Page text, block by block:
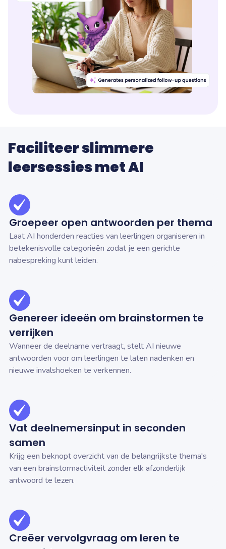
Faciliteer slimmere
leersessies met AI
Groepeer open antwoorden per thema
Laat AI honderden reacties van leerlingen organiseren in
betekenisvolle categorieën zodat je een gerichte
nabespreking kunt leiden.
Genereer ideeën om brainstormen te
verrijken
Wanneer de deelname vertraagt, stelt AI nieuwe
antwoorden voor om leerlingen te laten nadenken en
nieuwe invalshoeken te verkennen.
Vat deelnemersinput in seconden
samen
Krijg een beknopt overzicht van de belangrijkste thema's
van een brainstormactiviteit zonder elk afzonderlijk
antwoord te lezen.
Creëer vervolgvraag om leren te